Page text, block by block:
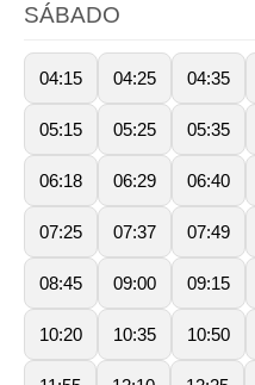
SÁBADO
04:15 04:25 04:35
05:15 05:25 05:35
06:18 06:29 06:40
07:25 07:37 07:49
08:45 09:00 09:15
10:20 10:35 10:50